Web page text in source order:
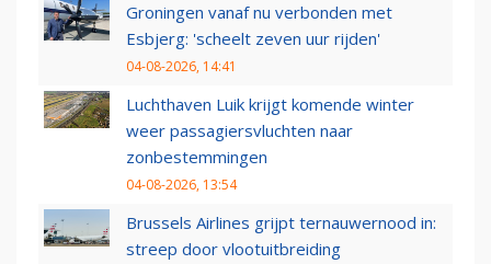
Groningen vanaf nu verbonden met
Esbjerg: 'scheelt zeven uur rijden'
04-08-2026, 14:41
Luchthaven Luik krijgt komende winter
weer passagiersvluchten naar
zonbestemmingen
04-08-2026, 13:54
Brussels Airlines grijpt ternauwernood in:
streep door vlootuitbreiding